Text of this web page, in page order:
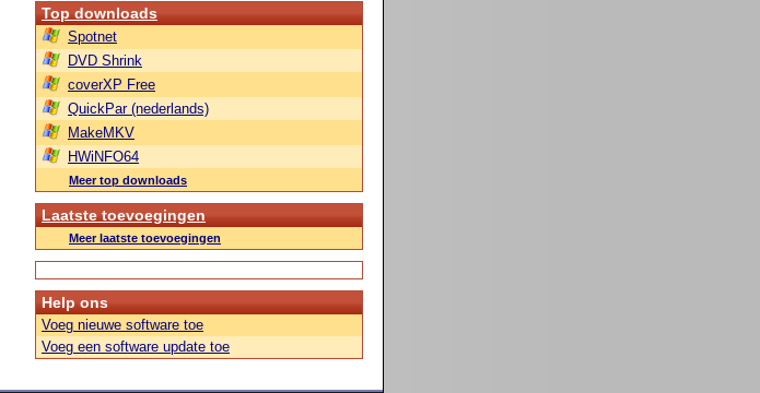
Top downloads
Spotnet
DVD Shrink
coverXP Free
QuickPar (nederlands)
MakeMKV
HWiNFO64
Meer top downloads
Laatste toevoegingen
Meer laatste toevoegingen
Help ons
Voeg nieuwe software toe
Voeg een software update toe